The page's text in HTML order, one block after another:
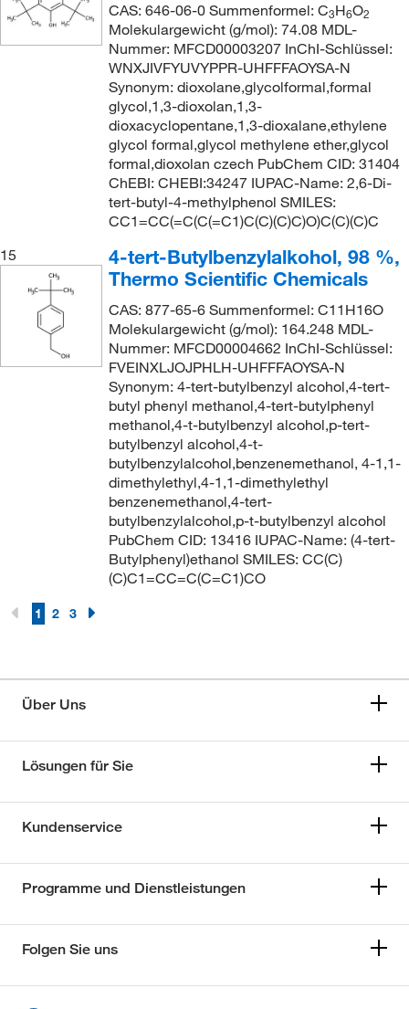
CAS: 646-06-0 Summenformel: C3H6O2
Molekulargewicht (g/mol): 74.08 MDL-
Nummer: MFCD00003207 InChI-Schlüssel:
WNXJIVFYUVYPPR-UHFFFAOYSA-N
Synonym: dioxolane,glycolformal,formal
glycol,1,3-dioxolan,1,3-
dioxacyclopentane,1,3-dioxalane,ethylene
glycol formal,glycol methylene ether,glycol
formal,dioxolan czech PubChem CID: 31404
ChEBI: CHEBI:34247 IUPAC-Name: 2,6-Di-
tert-butyl-4-methylphenol SMILES:
CC1=CC(=C(C(=C1)C(C)(C)C)O)C(C)(C)C
15
4-tert-Butylbenzylalkohol, 98 %,
Thermo Scientific Chemicals
CAS: 877-65-6 Summenformel: C11H16O
Molekulargewicht (g/mol): 164.248 MDL-
Nummer: MFCD00004662 InChI-Schlüssel:
FVEINXLJOJPHLH-UHFFFAOYSA-N
Synonym: 4-tert-butylbenzyl alcohol,4-tert-
butyl phenyl methanol,4-tert-butylphenyl
methanol,4-t-butylbenzyl alcohol,p-tert-
butylbenzyl alcohol,4-t-
butylbenzylalcohol,benzenemethanol, 4-1,1-
dimethylethyl,4-1,1-dimethylethyl
benzenemethanol,4-tert-
butylbenzylalcohol,p-t-butylbenzyl alcohol
PubChem CID: 13416 IUPAC-Name: (4-tert-
Butylphenyl)ethanol SMILES: CC(C)
(C)C1=CC=C(C=C1)CO
1 2 3
Über Uns
Lösungen für Sie
Kundenservice
Programme und Dienstleistungen
Folgen Sie uns